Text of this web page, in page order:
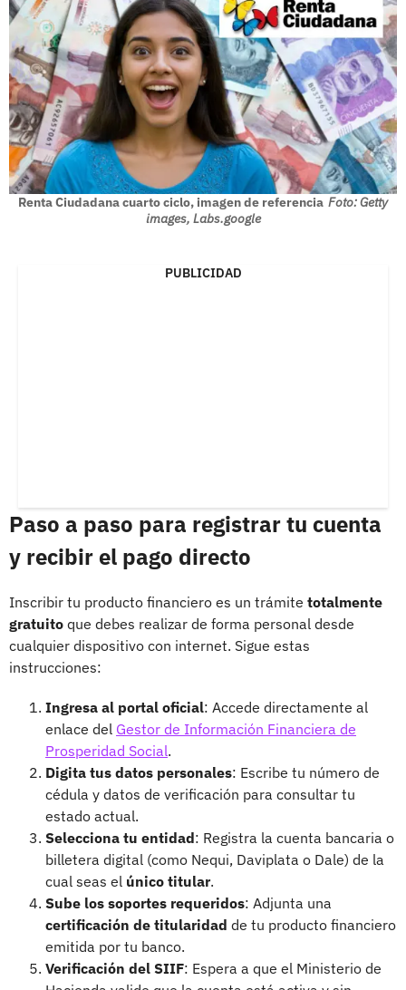
Renta Ciudadana cuarto ciclo, imagen de referencia Foto: Getty
images, Labs.google
PUBLICIDAD
Paso a paso para registrar tu cuenta
y recibir el pago directo
Inscribir tu producto financiero es un trámite totalmente
gratuito que debes realizar de forma personal desde
cualquier dispositivo con internet. Sigue estas
instrucciones:
Ingresa al portal oficial: Accede directamente al
enlace del Gestor de Información Financiera de
Prosperidad Social.
Digita tus datos personales: Escribe tu número de
cédula y datos de verificación para consultar tu
estado actual.
Selecciona tu entidad: Registra la cuenta bancaria o
billetera digital (como Nequi, Daviplata o Dale) de la
cual seas el único titular.
Sube los soportes requeridos: Adjunta una
certificación de titularidad de tu producto financiero
emitida por tu banco.
Verificación del SIIF: Espera a que el Ministerio de